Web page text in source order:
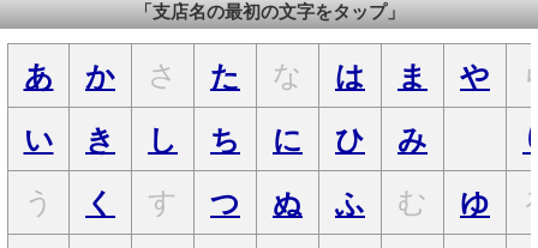
「支店名の最初の文字をタップ」
あ か さ た な は ま や
い
き し ち に ひ み
う
く す つ ぬ ふ む ゆ